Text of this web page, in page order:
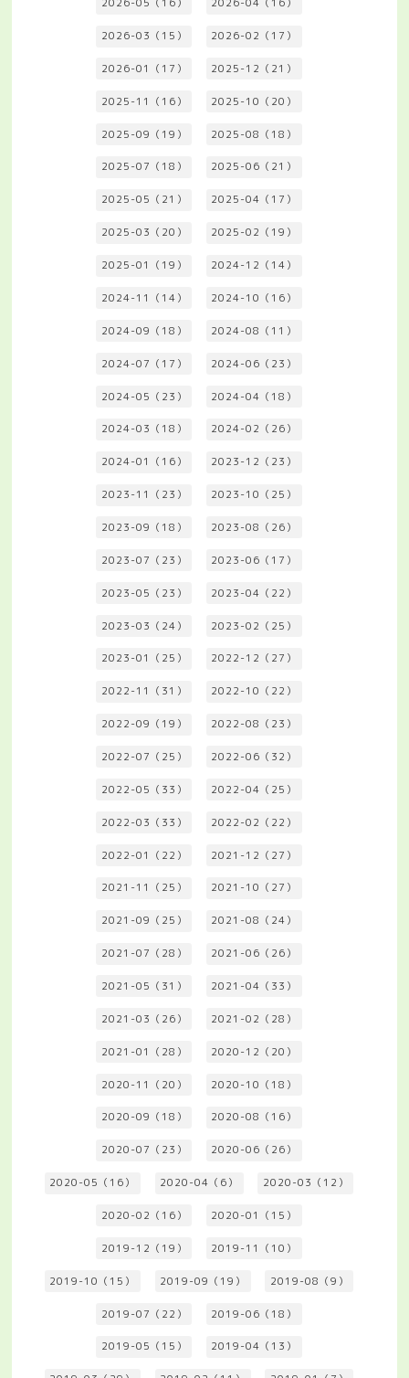
2026-03（15） 2026-02（17）
2026-01（17） 2025-12（21）
2025-11（16） 2025-10（20）
2025-09（19） 2025-08（18）
2025-07（18） 2025-06（21）
2025-05（21） 2025-04（17）
2025-03（20） 2025-02（19）
2025-01（19） 2024-12（14）
2024-11（14） 2024-10（16）
2024-09（18） 2024-08（11）
2024-07（17） 2024-06（23）
2024-05（23） 2024-04（18）
2024-03（18） 2024-02（26）
2024-01（16） 2023-12（23）
2023-11（23） 2023-10（25）
2023-09（18） 2023-08（26）
2023-07（23） 2023-06（17）
2023-05（23） 2023-04（22）
2023-03（24） 2023-02（25）
2023-01（25） 2022-12（27）
2022-11（31） 2022-10（22）
2022-09（19） 2022-08（23）
2022-07（25） 2022-06（32）
2022-05（33） 2022-04（25）
2022-03（33） 2022-02（22）
2022-01（22） 2021-12（27）
2021-11（25） 2021-10（27）
2021-09（25） 2021-08（24）
2021-07（28） 2021-06（26）
2021-05（31） 2021-04（33）
2021-03（26） 2021-02（28）
2021-01（28） 2020-12（20）
2020-11（20） 2020-10（18）
2020-09（18） 2020-08（16）
2020-07（23） 2020-06（26）
2020-05（16） 2020-04（6） 2020-03（12）
2020-02（16） 2020-01（15）
2019-12（19） 2019-11（10）
2019-10（15） 2019-09（19） 2019-08（9）
2019-07（22） 2019-06（18）
2019-05（15） 2019-04（13）